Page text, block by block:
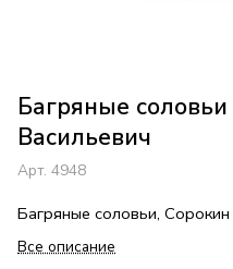
Багряные
Васильевич
Арт. 4948
Багряные соловьи,
Все описание